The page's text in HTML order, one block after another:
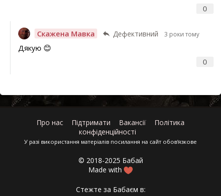
0
Скажена Мавка Дефективний 3 роки тому
0
Дякую 😊
Про нас Підтримати Вакансії
Політика
конфіденційності
У разі використання матеріалів посилання на сайт обов'язкове
© 2018-2025 Бабай
Made with
Стежте за Бабаєм в: